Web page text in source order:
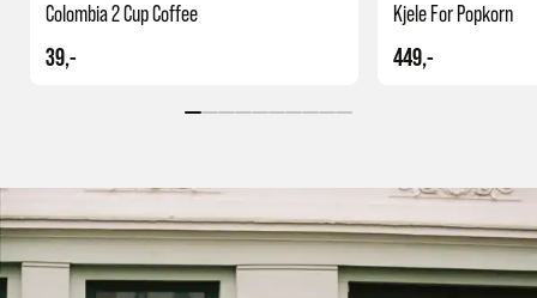
Colombia 2 Cup Coffee
39,-
Kjele For Popkorn
449,-